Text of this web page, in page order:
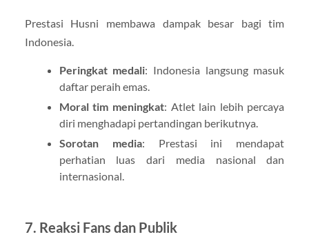
Prestasi Husni membawa dampak besar bagi tim
Indonesia.
Peringkat medali: Indonesia langsung masuk
daftar peraih emas.
Moral tim meningkat: Atlet lain lebih percaya
diri menghadapi pertandingan berikutnya.
Sorotan media: Prestasi ini mendapat
perhatian luas dari media nasional dan
internasional.
7. Reaksi Fans dan Publik